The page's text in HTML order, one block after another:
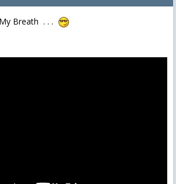
Breath . . .